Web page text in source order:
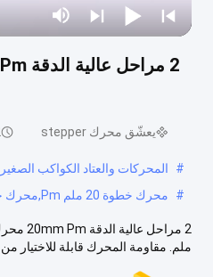
يعشّق محرك stepper
# المحركات والعتاد الكواكب
#
محرك خطوة 20 ملم Pm,محرك خطوة Pm 2 مراحل,محرك 18 درجة علبة التروس الخطوة
ملم. مقاومة المحرك قابلة للاختيار من 10Ω و 20Ω و 31Ω. نسب التروس من علبة...